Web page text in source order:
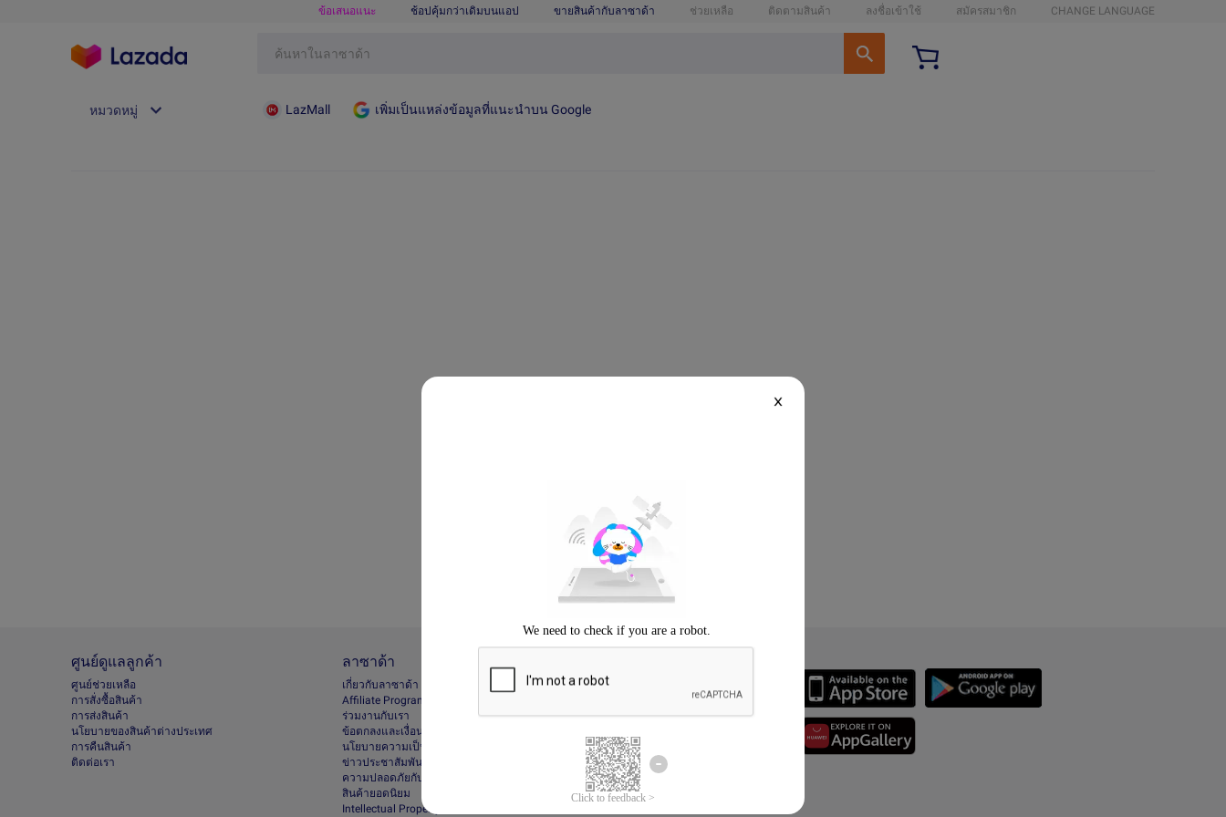
ข้อเสนอแนะ ช้อปคุ้มกว่าเดิมบนแอป ขายสินค้ากับลาซาด้า ช่วยเหลือ ติดตามสินค้า ลงชื่อเข้าใช้ สมัครสมาชิก CHANGE LANGUAGE
หมวดหมู่ LazMall เพิ่มเป็นแหล่งข้อมูลที่แนะนำบน Google
ศูนย์ดูแลลูกค้า
ศูนย์ช่วยเหลือ
การสั่งซื้อสินค้า
การส่งสินค้า
นโยบายของสินค้าต่างประเทศ
การคืนสินค้า
ติดต่อเรา
ลาซาด้า
เกี่ยวกับลาซาด้า
Afﬁliate Program
ร่วมงานกับเรา
ข้อตกลงและเงื่อนไข
นโยบายความเป็นส่วนตัว
ข่าวประชาสัมพันธ์
ความปลอดภัยกับลาซาด้า
สินค้ายอดนิยม
Intellectual Property Protection
Download the App
X